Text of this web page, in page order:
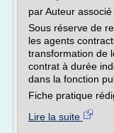
par Auteur associé
Sous réserve de
les agents
transformation de
contrat à durée
dans la fonction
Fiche pratique
Lire la suite